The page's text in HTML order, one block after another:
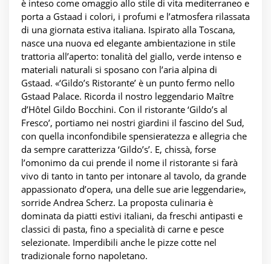
è inteso come omaggio allo stile di vita mediterraneo e
porta a Gstaad i colori, i profumi e l’atmosfera rilassata
di una giornata estiva italiana. Ispirato alla Toscana,
nasce una nuova ed elegante ambientazione in stile
trattoria all’aperto: tonalità del giallo, verde intenso e
materiali naturali si sposano con l’aria alpina di
Gstaad. «‘Gildo’s Ristorante’ è un punto fermo nello
Gstaad Palace. Ricorda il nostro leggendario Maître
d’Hôtel Gildo Bocchini. Con il ristorante ‘Gildo’s al
Fresco’, portiamo nei nostri giardini il fascino del Sud,
con quella inconfondibile spensieratezza e allegria che
da sempre caratterizza ‘Gildo’s’. E, chissà, forse
l’omonimo da cui prende il nome il ristorante si farà
vivo di tanto in tanto per intonare al tavolo, da grande
appassionato d’opera, una delle sue arie leggendarie»,
sorride Andrea Scherz. La proposta culinaria è
dominata da piatti estivi italiani, da freschi antipasti e
classici di pasta, fino a specialità di carne e pesce
selezionate. Imperdibili anche le pizze cotte nel
tradizionale forno napoletano.